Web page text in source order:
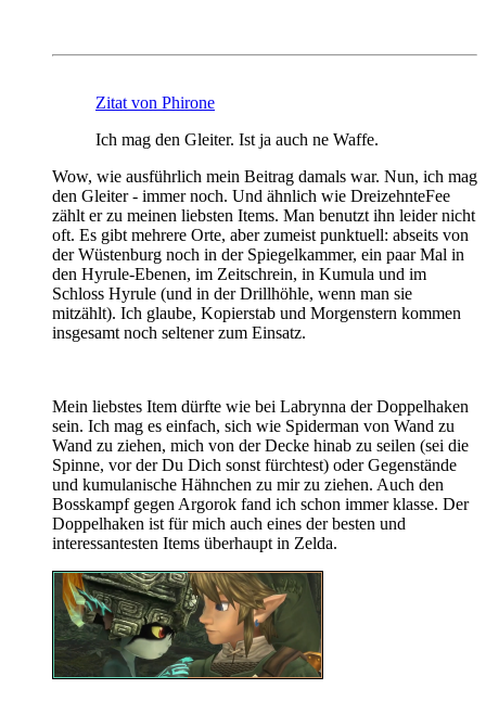
Zitat von Phirone
Ich mag den Gleiter. Ist ja auch ne Waffe.
Wow, wie ausführlich mein Beitrag damals war. Nun, ich mag
den Gleiter - immer noch. Und ähnlich wie DreizehnteFee
zählt er zu meinen liebsten Items. Man benutzt ihn leider nicht
oft. Es gibt mehrere Orte, aber zumeist punktuell: abseits von
der Wüstenburg noch in der Spiegelkammer, ein paar Mal in
den Hyrule-Ebenen, im Zeitschrein, in Kumula und im
Schloss Hyrule (und in der Drillhöhle, wenn man sie
mitzählt). Ich glaube, Kopierstab und Morgenstern kommen
insgesamt noch seltener zum Einsatz.
Mein liebstes Item dürfte wie bei Labrynna der Doppelhaken
sein. Ich mag es einfach, sich wie Spiderman von Wand zu
Wand zu ziehen, mich von der Decke hinab zu seilen (sei die
Spinne, vor der Du Dich sonst fürchtest) oder Gegenstände
und kumulanische Hähnchen zu mir zu ziehen. Auch den
Bosskampf gegen Argorok fand ich schon immer klasse. Der
Doppelhaken ist für mich auch eines der besten und
interessantesten Items überhaupt in Zelda.